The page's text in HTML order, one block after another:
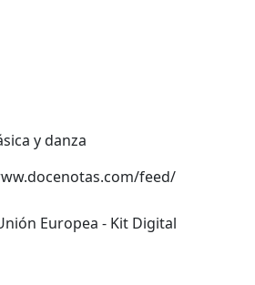
y danza
feed/